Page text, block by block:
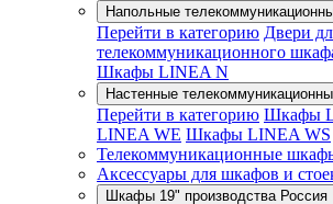
Напольные
Перейти в категорию Двери
телекоммуникационного
Шкафы LINEA N
Настенные
Перейти в категорию Шкафы
LINEA WE Шкафы LINEA WS
Телекоммуникационные
Аксессуары для шкафов и
Шкафы 19" производства Россия